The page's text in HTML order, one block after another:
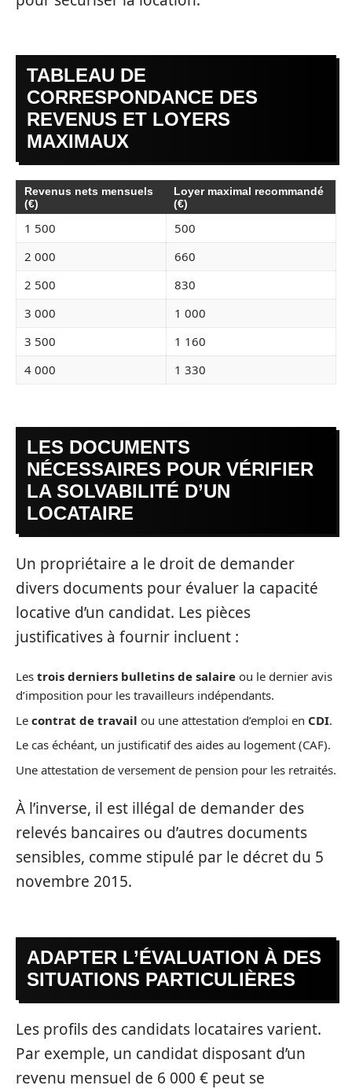
TABLEAU DE
CORRESPONDANCE DES
REVENUS ET LOYERS
MAXIMAUX
Revenus nets mensuels
(€)
Loyer maximal recommandé
(€)
1 500
500
2 000
660
2 500
830
3 000
1 000
3 500
1 160
4 000
1 330
LES DOCUMENTS
NÉCESSAIRES POUR VÉRIFIER
LA SOLVABILITÉ D’UN
LOCATAIRE
Un propriétaire a le droit de demander
divers documents pour évaluer la capacité
locative d’un candidat. Les pièces
justificatives à fournir incluent :
Les trois derniers bulletins de salaire ou le dernier avis
d’imposition pour les travailleurs indépendants.
Le contrat de travail ou une attestation d’emploi en CDI.
Le cas échéant, un justificatif des aides au logement (CAF).
Une attestation de versement de pension pour les retraités.
À l’inverse, il est illégal de demander des
relevés bancaires ou d’autres documents
sensibles, comme stipulé par le décret du 5
novembre 2015.
ADAPTER L’ÉVALUATION À DES
SITUATIONS PARTICULIÈRES
Les profils des candidats locataires varient.
Par exemple, un candidat disposant d’un
revenu mensuel de 6 000 € peut se